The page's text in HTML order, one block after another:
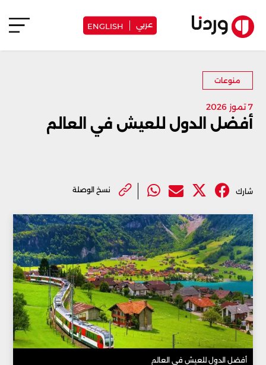
عربي ENGLISH
منوعات
7 تموز 2026
أفضل الدول للعيش في العالم
شارك نسخ الوصلة
أفضل الدول للعيش في العالم